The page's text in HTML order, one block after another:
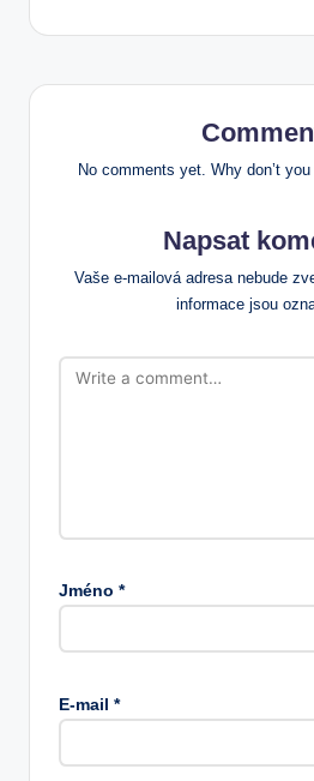
No comments yet. Why don’t
Napsat
Vaše e-mailová adresa nebude
informace jsou
Jméno *
E-mail *